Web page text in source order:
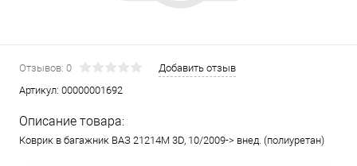
Отзывов: 0
Добавить отзыв
Артикул: 00000001692
Описание товара:
Коврик в багажник ВАЗ 21214M 3D, 10/2009-> внед. (полиуретан)